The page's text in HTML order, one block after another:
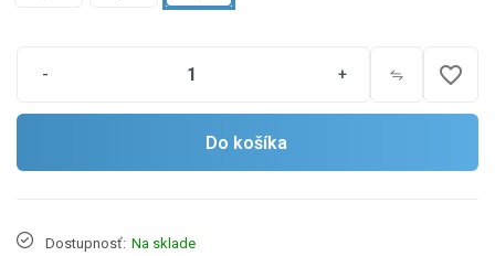
- + favorite_border
Do košíka
Dostupnosť: Na sklade